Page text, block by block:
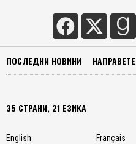
ПОСЛЕДНИ НОВИНИ
35 СТРАНИ, 21 ЕЗИКА
English
Français